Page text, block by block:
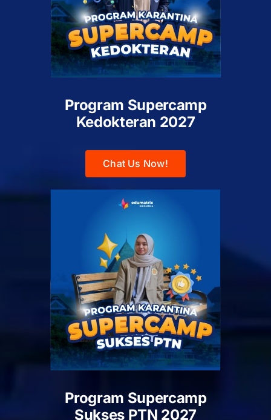
Program Supercamp
Kedokteran 2027
Chat Us Now!
Program Supercamp
Sukses PTN 2027